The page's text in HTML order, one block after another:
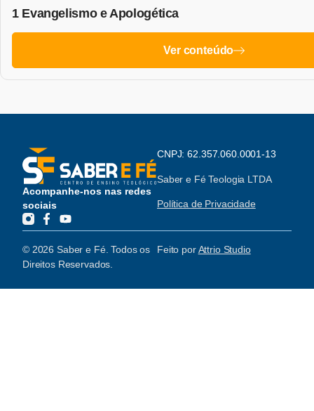
1 Evangelismo e Apologética
Ver conteúdo
Acompanhe-nos nas redes
sociais
CNPJ: 62.357.060.0001-13
Saber e Fé Teologia LTDA
Política de Privacidade
© 2026 Saber e Fé. Todos os
Direitos Reservados.
Feito porAttrio Studio